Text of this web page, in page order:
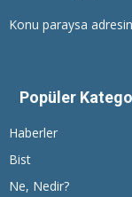
Konu paraysa
Popüler
Haberler
Bist
Ne, Nedir?